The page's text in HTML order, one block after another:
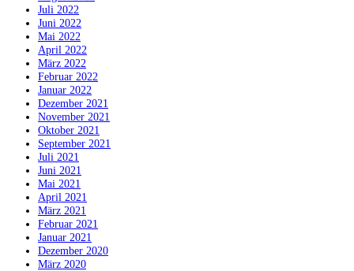
Juli 2022
Juni 2022
Mai 2022
April 2022
März 2022
Februar 2022
Januar 2022
Dezember 2021
November 2021
Oktober 2021
September 2021
Juli 2021
Juni 2021
Mai 2021
April 2021
März 2021
Februar 2021
Januar 2021
Dezember 2020
März 2020